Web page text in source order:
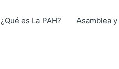
¿Qué es La PAH? Asamblea